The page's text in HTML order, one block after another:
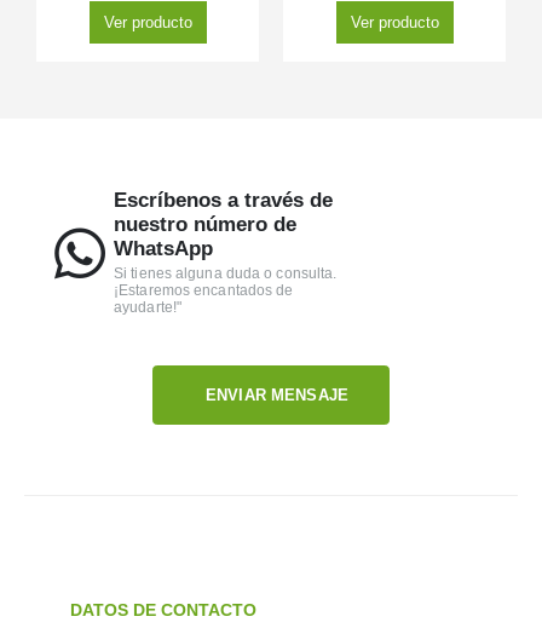
Ver producto Ver producto
Escríbenos a través de
nuestro número de
WhatsApp
Si tienes alguna duda o consulta.
¡Estaremos encantados de
ayudarte!"
ENVIAR MENSAJE
DATOS DE CONTACTO